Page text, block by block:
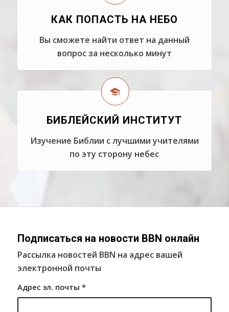
КАК ПОПАСТЬ НА НЕБО
Вы сможете найти ответ на данный
вопрос за несколько минут
БИБЛЕЙСКИЙ ИНСТИТУТ
Изучение Библии с лучшими учителями
по эту сторону небес
Подписаться на новости BBN онлайн
Рассылка новостей BBN на адрес вашей
электронной почты
Адрес эл. почты *